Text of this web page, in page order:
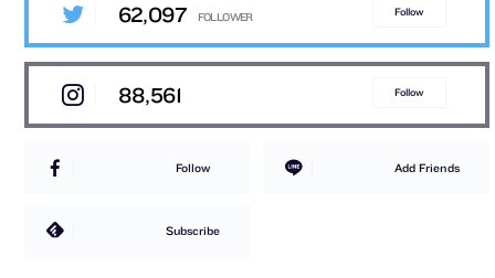
62,097 Follow
88,561 Follow
Follow Add Friends
Subscribe